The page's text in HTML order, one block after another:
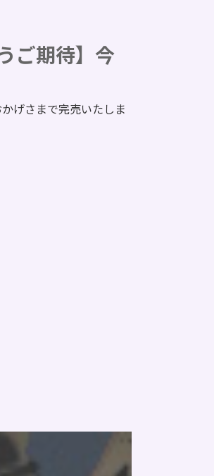
ご期待】今
げさまで完売いたしま